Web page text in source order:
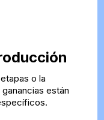
o la
están